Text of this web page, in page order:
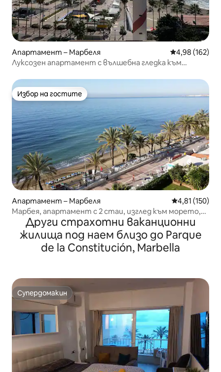
Апартамент – Марбеля Средна
4,98 (162)
Луксозен апартамент с вълшебна гледка към
Избор на гостите
Избор на гостите
Апартамент – Марбеля Средна
4,81 (150)
Марбея, апартамент с 2 стаи, изглед към морето,
директно на плажа
Други страхотни ваканционни
жилища под наем близо до Parque
de la Constitución, Marbella
Супердомакин
Супердомакин